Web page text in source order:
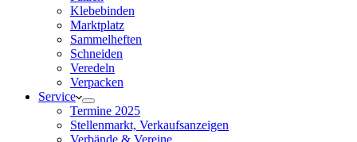
Klebebinden
Marktplatz
Sammelheften
Schneiden
Veredeln
Verpacken
Service
Termine 2025
Stellenmarkt, Verkaufsanzeigen
Verbände & Vereine